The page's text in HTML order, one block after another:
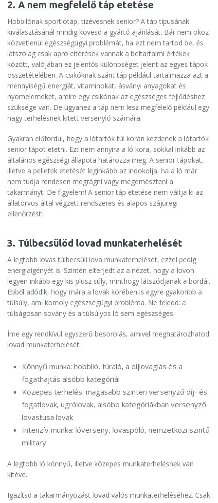
2. A nem megfelelő táp etetése
Hobbilónak sportlótáp, tízévesnek senior? A táp típusának
kiválasztásánál mindig kövesd a gyártó ajánlását. Bár nem okoz
közvetlenül egészségügyi problémát, ha ezt nem tartod be, és
látszólag csak apró eltérések vannak a beltartalmi értékek
között, valójában ez jelentős különbséget jelent az egyes tápok
összetételében. A csikóknak szánt táp például tartalmazza azt a
mennyiségű energiát, vitaminokat, ásványi anyagokat és
nyomelemeket, amire egy csikónak az egészséges fejlődéshez
szüksége van. De ugyanez a táp nem lesz megfelelő például egy
nagy terhelésnek kitett versenyló számára.
Gyakran előfordul, hogy a lótartók túl korán kezdenek a lótartók
senior tápot etetni. Ezt nem annyira a ló kora, sokkal inkább az
általános egészségi állapota határozza meg. A senior tápokat,
illetve a pelletek etetését leginkább az indokolja, ha a ló már
nem tudja rendesen megrágni vagy megemészteni a
takarmányt. De figyelem! A senior táp etetése nem váltja ki az
állatorvos által végzett rendszeres és alapos szájüregi
ellenőrzést!
3. Túlbecsülöd lovad munkaterhelését
A legtöbb lovas túlbecsüli lova munkaterhelését, ezzel pedig
energiaigényét is. Szintén elterjedt az a nézet, hogy a lovon
legyen inkább egy kis plusz súly, minthogy látszódjanak a bordái.
Ebből adódik, hogy mára a lovak körében is egyre gyakoribb a
túlsúly, ami komoly egészségügyi probléma. Ne feledd: a
túlságosan sovány és a túlsúlyos ló sem egészséges.
Íme egy rendkívül egyszerű besorolás, amivel meghatározhatod
lovad munkaterhelését:
Könnyű munka: hobbiló, túraló, a díjlovaglás és a
fogathajtás alsóbb kategóriái
Közepes terhelés: magasabb szinten versenyző díj- és
fogatlovak, ugrólovak, alsóbb kategóriákban versenyző
lovastusa lovak
Intenzív munka: lóverseny, lovaspóló, nemzetközi szintű
military
A legtöbb ló könnyű, illetve közepes munkaterhelésnek van
kitéve.
Igazítsd a takarmányozást lovad valós munkaterheléséhez. Csak